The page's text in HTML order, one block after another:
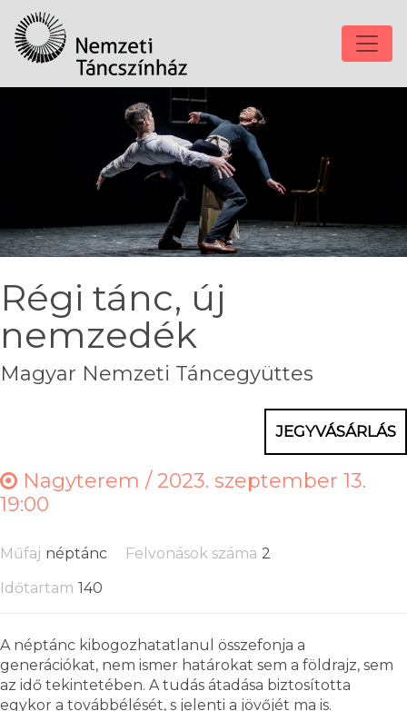
Régi tánc, új
nemzedék
Magyar Nemzeti Táncegyüttes
JEGYVÁSÁRLÁS
Nagyterem /2023. szeptember 13.
19:00
Műfaj néptánc Felvonások száma 2
Időtartam 140
A néptánc kibogozhatatlanul összefonja a
generációkat, nem ismer határokat sem a földrajz, sem
az idő tekintetében. A tudás átadása biztosította
egykor a továbbélését, s jelenti a jövőjét ma is.